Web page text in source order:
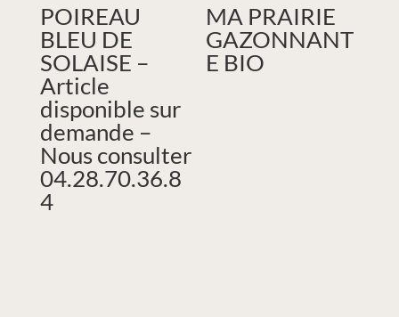
POIREAU
BLEU DE
SOLAISE –
Article
disponible sur
demande –
Nous consulter
04.28.70.36.8
4
MA PRAIRIE
GAZONNANT
E BIO